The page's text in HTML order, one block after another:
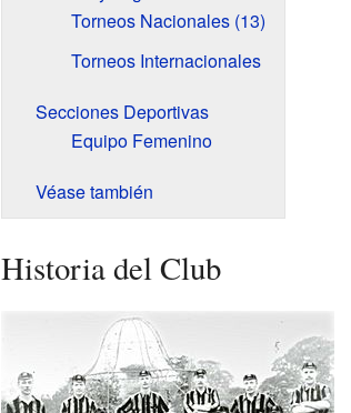
Torneos Nacionales (13)
Torneos Internacionales
Secciones Deportivas
Equipo Femenino
Véase también
Historia del Club